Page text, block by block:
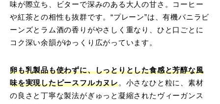
味が際立ち、ビターで深みのある大人の甘さ。コーヒー
や紅茶との相性も抜群です。“プレーン”は、有機バニラビ
ーンズとラム酒の香りがやさしく重なり、ひと口ごとに
コク深い余韻がゆっくり広がっています。
卵も乳製品も使わずに、しっとりとした食感と芳醇な風
味を実現したピースフルカヌレ。小さなひと粒に、素材
の良さと丁寧な製法がぎゅっと凝縮されたヴィーガンス